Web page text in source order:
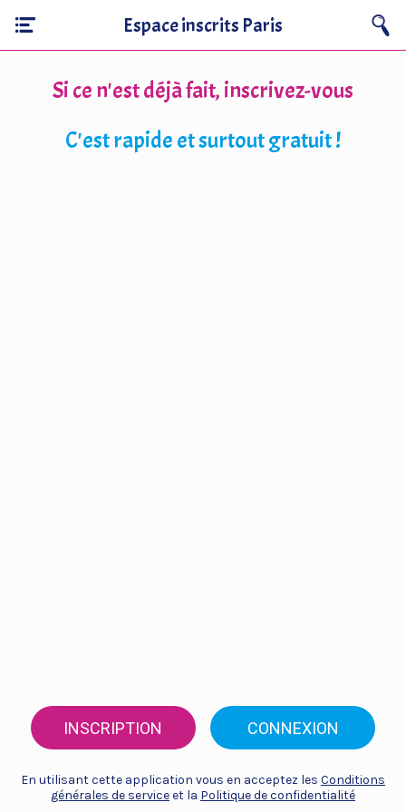
Espace inscrits Paris
Si ce n'est déjà fait, inscrivez-vous
C'est rapide et surtout gratuit !
INSCRIPTION CONNEXION
En utilisant cette application vous en acceptez les Conditions
générales de serviceet la Politique de confidentialité